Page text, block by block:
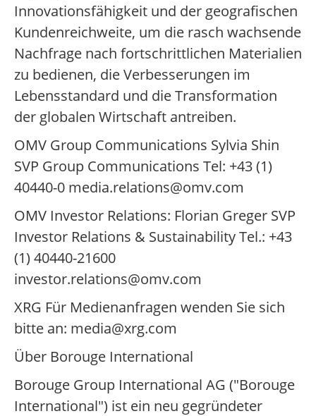
Innovationsfähigkeit und der geografischen
Kundenreichweite, um die rasch wachsende
Nachfrage nach fortschrittlichen Materialien
zu bedienen, die Verbesserungen im
Lebensstandard und die Transformation
der globalen Wirtschaft antreiben.
OMV Group Communications Sylvia Shin
SVP Group Communications Tel: +43 (1)
40440-0 media.relations@omv.com
OMV Investor Relations: Florian Greger SVP
Investor Relations & Sustainability Tel.: +43
(1) 40440-21600
investor.relations@omv.com
XRG Für Medienanfragen wenden Sie sich
bitte an: media@xrg.com
Über Borouge International
Borouge Group International AG ("Borouge
International") ist ein neu gegründeter